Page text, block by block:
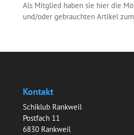
Als Mitglied haben sie hier die
und/oder gebrauchten Artikel
Kontakt
Schiklub Rankweil
Postfach 11
6830 Rankweil